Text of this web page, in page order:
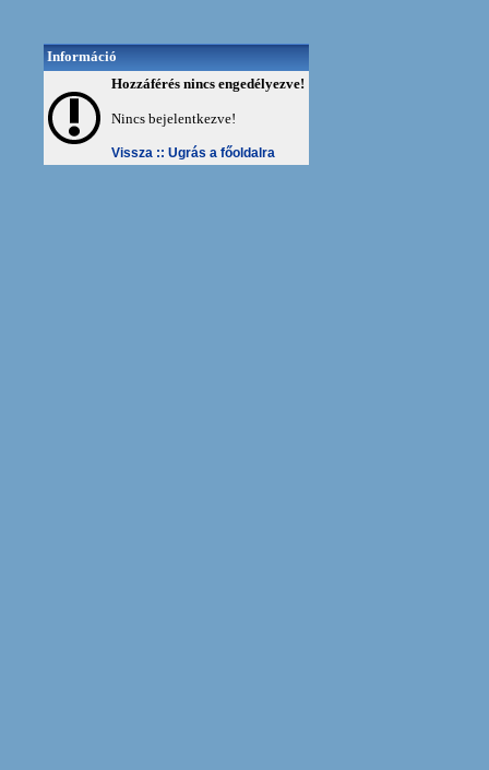
Információ
Hozzáférés nincs engedélyezve!
Nincs bejelentkezve!
Vissza :: Ugrás a főoldalra